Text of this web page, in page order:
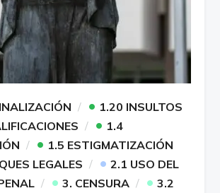
• 1.20 INSULTOS
• 1.4
• 1.5 ESTIGMATIZACIÓN
LEGALES • 2.1 USO DEL
• 3. CENSURA • 3.2